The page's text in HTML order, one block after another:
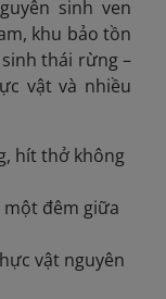
sinh ven
khu bảo tồn
thái rừng –
vật và nhiều
hít thở không
đêm giữa
vật nguyên